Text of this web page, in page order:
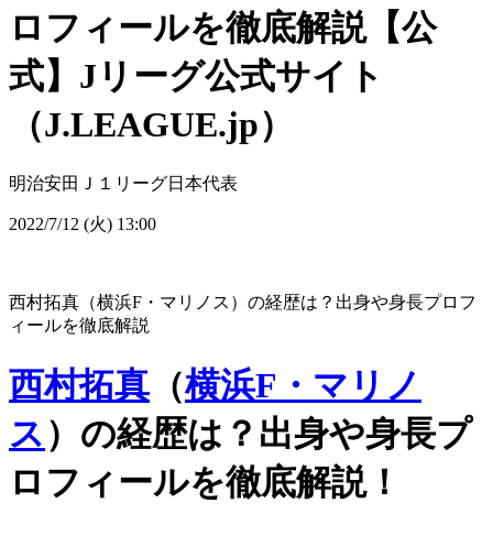
ロフィールを徹底解説【公
式】Jリーグ公式サイト
（J.LEAGUE.jp）
明治安田Ｊ１リーグ日本代表
2022/7/12 (火) 13:00
西村拓真（横浜F・マリノス）の経歴は？出身や身長プロフ
ィールを徹底解説
西村拓真 （横浜F・マリノ
ス）の経歴は？出身や身長プ
ロフィールを徹底解説！